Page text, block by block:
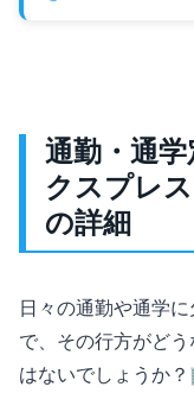
通勤・通
クスプレ
の詳細
日々の通勤や通学
で、その行方がど
はないでしょうか